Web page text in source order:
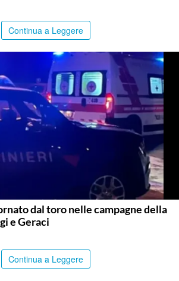
Continua a Leggere
dal toro nelle campagne della
e Geraci
Continua a Leggere